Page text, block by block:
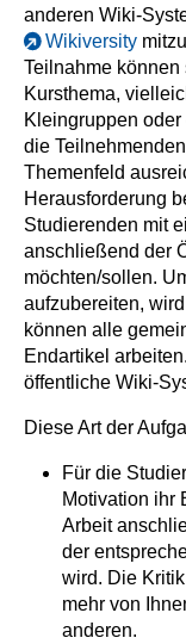
anderen Wiki-
Wikiversity
Teilnahme
Kursthema,
Kleingruppen
die
Themenfeld
Herausforderung
Studierenden mit
anschließend der
möchten/sollen.
aufzubereiten,
können alle
Endartikel
öffentliche Wiki-
Diese Art der
Für die
Motivation ihr
Arbeit
der
wird. Die
mehr von
anderen.